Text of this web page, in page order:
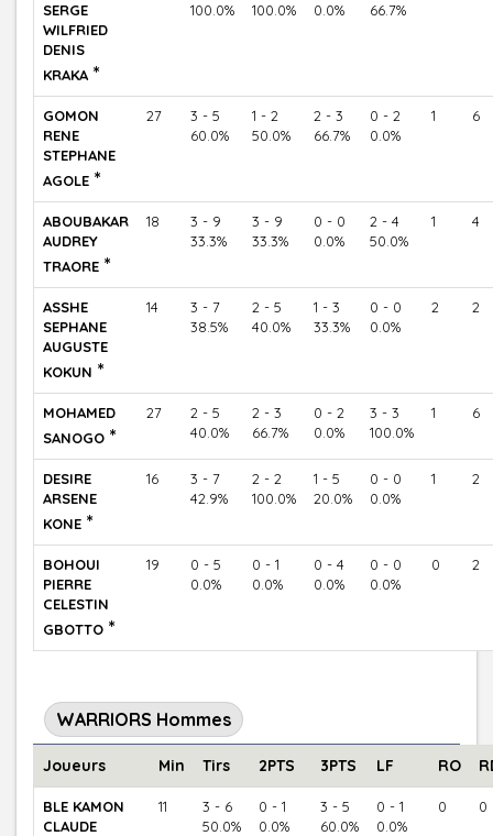
SERGE
WILFRIED
DENIS
KRAKA *
100.0%
100.0%
0.0%
66.7%
GOMON
RENE
STEPHANE
AGOLE *
27
3 - 5
60.0%
1 - 2
50.0%
2 - 3
66.7%
0 - 2
0.0%
1 6
ABOUBAKAR
AUDREY
TRAORE *
18
3 - 9
33.3%
3 - 9
33.3%
0 - 0
0.0%
2 - 4
50.0%
1 4
ASSHE
SEPHANE
AUGUSTE
KOKUN *
14
3 - 7
38.5%
2 - 5
40.0%
1 - 3
33.3%
0 - 0
0.0%
2 2
MOHAMED
SANOGO *
27
2 - 5
40.0%
2 - 3
66.7%
0 - 2
0.0%
3 - 3
100.0%
1 6
DESIRE
ARSENE
KONE *
16
3 - 7
42.9%
2 - 2
100.0%
1 - 5
20.0%
0 - 0
0.0%
1 2
BOHOUI
PIERRE
CELESTIN
GBOTTO *
19
0 - 5
0.0%
0 - 1
0.0%
0 - 4
0.0%
0 - 0
0.0%
0 2
WARRIORS Hommes
Joueurs Min Tirs 2PTS 3PTS LF RO
BLE KAMON
CLAUDE
11
3 - 6
50.0%
0 - 1
0.0%
3 - 5
60.0%
0 - 1
0.0%
0 0